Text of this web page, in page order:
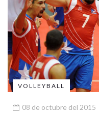
VOLLEYBALL
08 de octubre del 2015